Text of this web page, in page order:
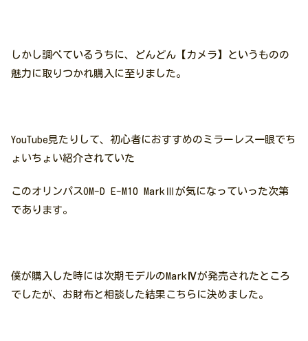
しかし調べているうちに、どんどん【カメラ】というものの
魅力に取りつかれ購入に至りました。
YouTube見たりして、初心者におすすめのミラーレス一眼でち
ょいちょい紹介されていた
このオリンパスOM-D E-M10 MarkⅢが気になっていった次第
であります。
僕が購入した時には次期モデルのMark Ⅳが発売されたところ
でしたが、お財布と相談した結果こちらに決めました。